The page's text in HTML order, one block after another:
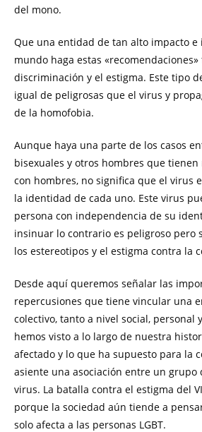
del mono.
Que una entidad de tan alto impacto e
mundo haga estas
discriminación y el estigma. Este tipo
igual de peligrosas que el virus y
de la homofobia.
Aunque haya una parte de los casos
bisexuales y otros hombres que tienen
con hombres, no significa que el virus
la identidad de cada uno. Este virus
persona con independencia de su
insinuar lo contrario es peligroso pero
los estereotipos y el estigma contra la
Desde aquí queremos señalar las
repercusiones que tiene vincular una
colectivo, tanto a nivel social, personal
hemos visto a lo largo de nuestra
afectado y lo que ha supuesto para la
asiente una asociación entre un grupo
virus. La batalla contra el estigma del
porque la sociedad aún tiende a
solo afecta a las personas LGBT.